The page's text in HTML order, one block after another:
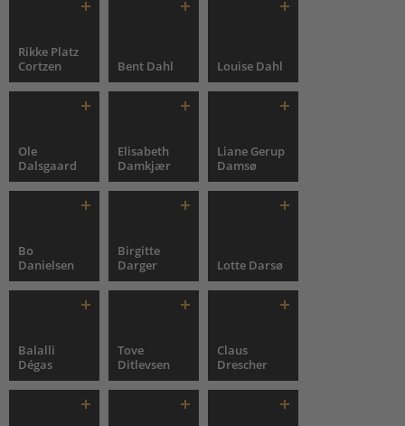
Rikke Platz
Cortzen
Bent Dahl Louise Dahl
Ole
Dalsgaard
Elisabeth
Damkjær
Liane Gerup
Damsø
Bo
Danielsen
Birgitte
Darger
Lotte Darsø
Balalli
Dégas
Tove
Ditlevsen
Claus
Drescher